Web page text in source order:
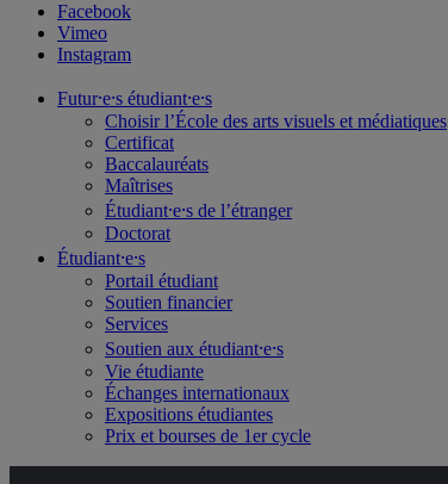
Facebook
Vimeo
Instagram
Futur⸱e⸱s étudiant⸱e⸱s
Choisir l’École des arts visuels et médiatiques
Certificat
Baccalauréats
Maîtrises
Étudiant⸱e⸱s de l’étranger
Doctorat
Étudiant⸱e⸱s
Portail étudiant
Soutien financier
Services
Soutien aux étudiant⸱e⸱s
Vie étudiante
Échanges internationaux
Expositions étudiantes
Prix et bourses de 1er cycle